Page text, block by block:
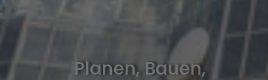
Planen, Bauen,